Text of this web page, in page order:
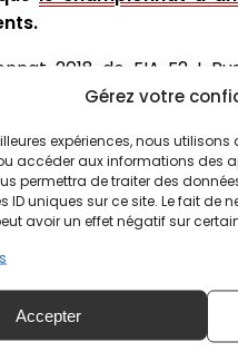
Gérez votre
expériences, nous
accéder aux informations des
permettra de traiter des
ID uniques sur ce site. Le fait de
avoir un effet négatif sur
Accepter
2018 de FIA F2 !
ainsi les numéros 1 et
champions en titre,
toute l'équipe de
je suis impatient de
de voir Fortec
leur
pour notre